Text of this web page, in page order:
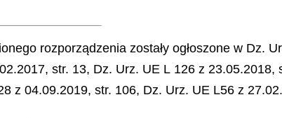
rozporządzenia zostały ogłoszone w Dz.
str. 13, Dz. Urz. UE L 126 z
z 04.09.2019, str. 106, Dz. Urz. UE L56 z